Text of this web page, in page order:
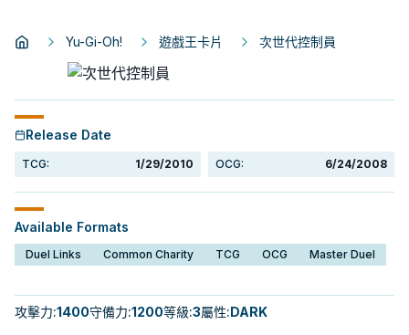
Yu-Gi-Oh! 遊戲王卡片 次世代控制員
Release Date
TCG: 1/29/2010 OCG: 6/24/2008
Available Formats
Duel Links Common Charity TCG OCG Master Duel
攻擊力:1400守備力:1200等級:3屬性:DARK